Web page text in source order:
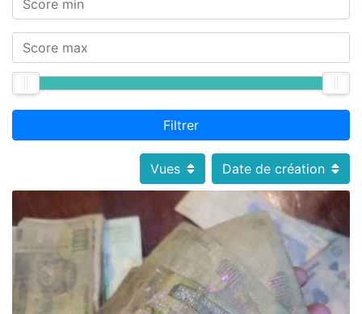
Filtrer
Vues Date de création